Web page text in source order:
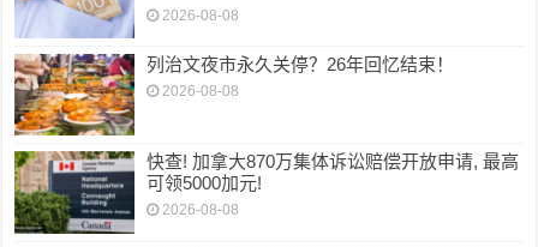
2026-08-08
列治文夜市永久关停？26年回忆结束！
2026-08-08
快查! 加拿大870万集体诉讼赔偿开放申请, 最高
可领5000加元!
2026-08-08